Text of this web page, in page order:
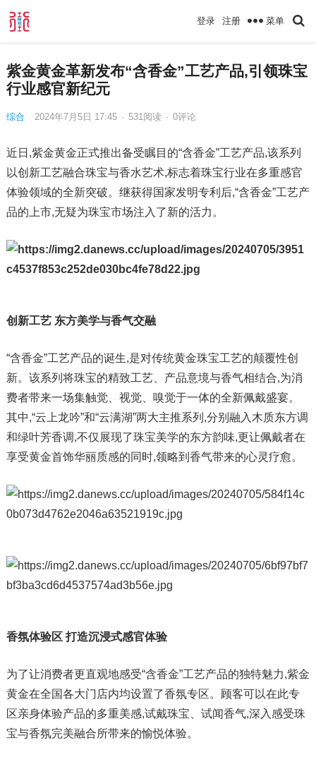
登录 注册 菜单
紫金黄金革新发布“含香金”工艺产品,引领珠宝
行业感官新纪元
综合 2024年7月5日 17:45 · 531 阅读 · 0评论
近日,紫金黄金正式推出备受瞩目的“含香金”工艺产品,该系列
以创新工艺融合珠宝与香水艺术,标志着珠宝行业在多重感官
体验领域的全新突破。继获得国家发明专利后,“含香金”工艺产
品的上市,无疑为珠宝市场注入了新的活力。
创新工艺 东方美学与香气交融
“含香金”工艺产品的诞生,是对传统黄金珠宝工艺的颠覆性创
新。该系列将珠宝的精致工艺、产品意境与香气相结合,为消
费者带来一场集触觉、视觉、嗅觉于一体的全新佩戴盛宴。
其中,“云上龙吟”和“云满湖”两大主推系列,分别融入木质东方调
和绿叶芳香调,不仅展现了珠宝美学的东方韵味,更让佩戴者在
享受黄金首饰华丽质感的同时,领略到香气带来的心灵疗愈。
香氛体验区 打造沉浸式感官体验
为了让消费者更直观地感受“含香金”工艺产品的独特魅力,紫金
黄金在全国各大门店内均设置了香氛专区。顾客可以在此专
区亲身体验产品的多重美感,试戴珠宝、试闻香气,深入感受珠
宝与香氛完美融合所带来的愉悦体验。